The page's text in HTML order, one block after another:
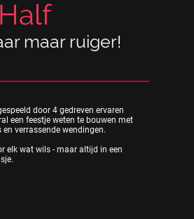
maar ruiger!
door 4 gedreven ervaren
een feestje weten te bouwen met
verrassende wendingen.
elk wat wils - maar altijd in een